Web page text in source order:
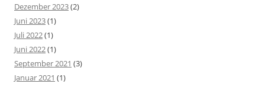
Dezember 2023(2)
Juni 2023(1)
Juli 2022(1)
Juni 2022(1)
September 2021 (3)
Januar 2021 (1)